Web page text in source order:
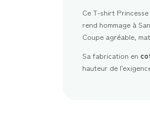
Ce T-shirt
rend hommage à
Coupe agréable,
Sa fabrication en
hauteur de